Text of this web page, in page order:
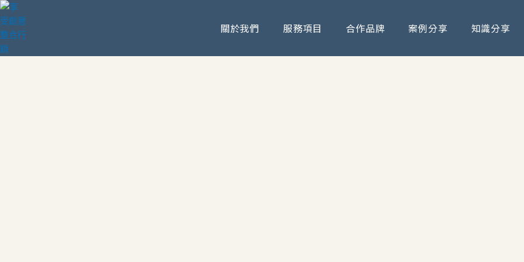
跳
至
主
要
關於我們 服務項目 合作品牌 案例分享 知識分享